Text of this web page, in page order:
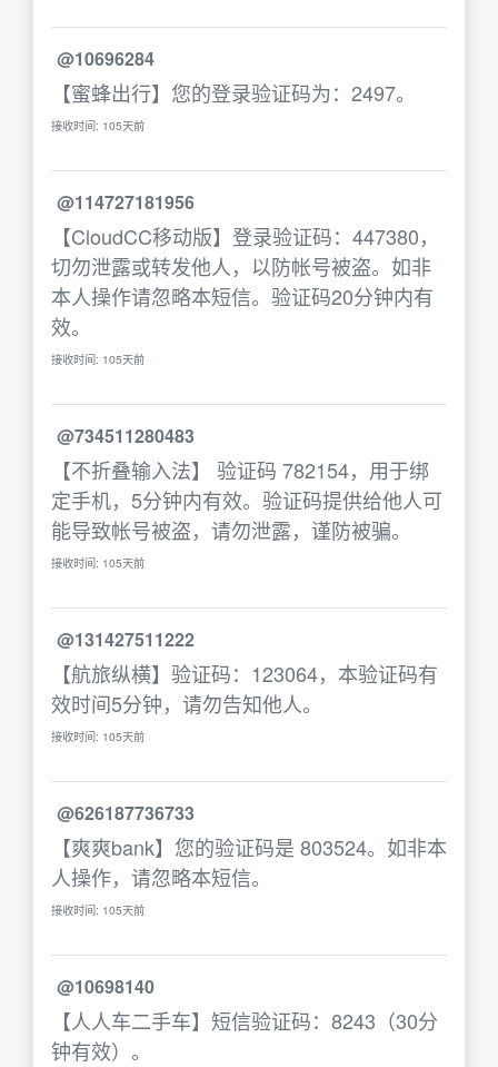
@10696284
【蜜蜂出行】您的登录验证码为：2497。
接收时间: 105天前
@114727181956
【CloudCC移动版】登录验证码：447380，
切勿泄露或转发他人，以防帐号被盗。如非
本人操作请忽略本短信。验证码20分钟内有
效。
接收时间: 105天前
@734511280483
【不折叠输入法】 验证码 782154，用于绑
定手机，5分钟内有效。验证码提供给他人可
能导致帐号被盗，请勿泄露，谨防被骗。
接收时间: 105天前
@131427511222
【航旅纵横】验证码：123064，本验证码有
效时间5分钟，请勿告知他人。
接收时间: 105天前
@626187736733
【爽爽bank】您的验证码是 803524。如非本
人操作，请忽略本短信。
接收时间: 105天前
@10698140
【人人车二手车】短信验证码：8243（30分
钟有效）。